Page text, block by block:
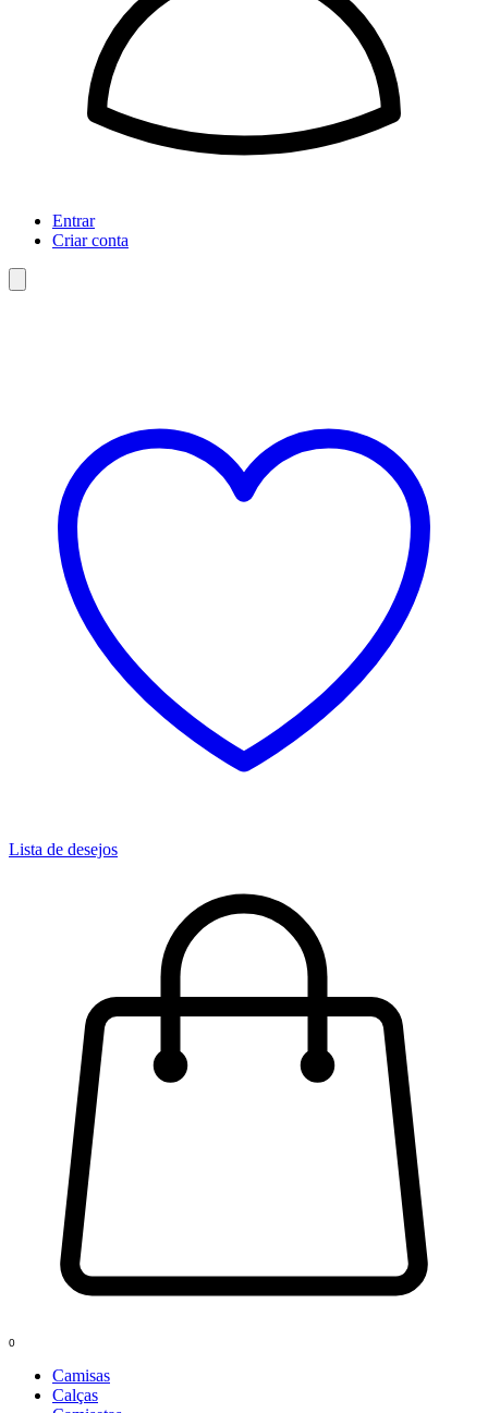
Entrar
Criar conta
Lista de desejos
0
Camisas
Calças